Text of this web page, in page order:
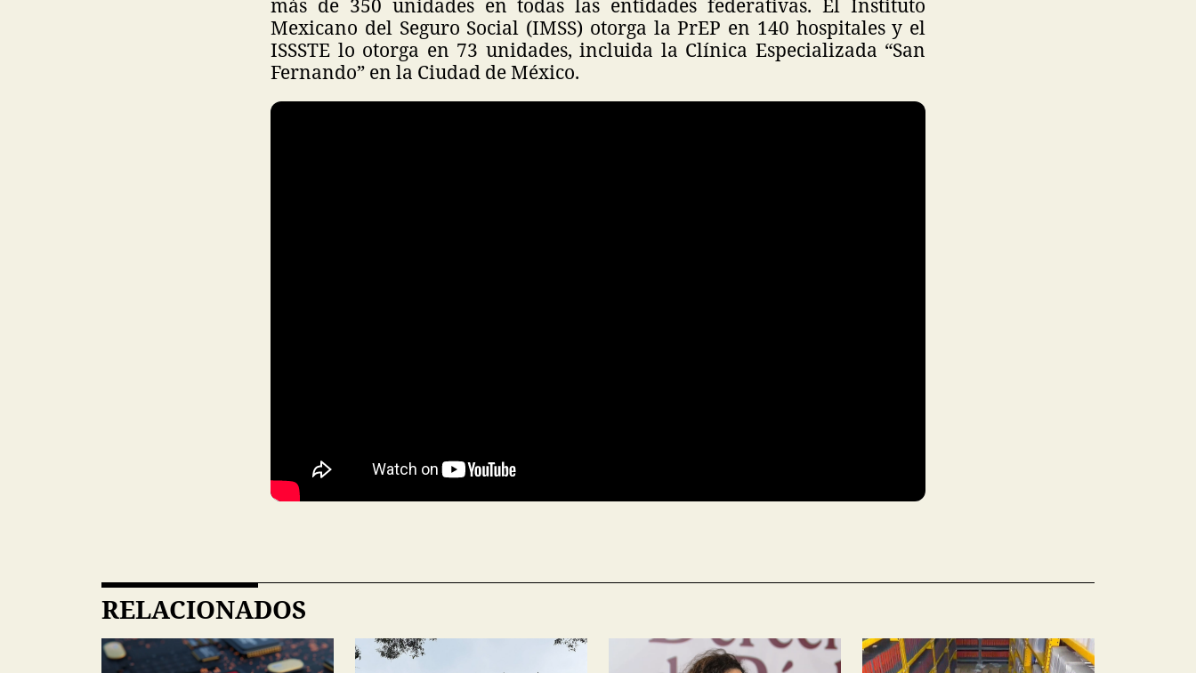
más de 350 unidades en todas las entidades federativas. El Instituto
Mexicano del Seguro Social (IMSS) otorga la PrEP en 140 hospitales y el
ISSSTE lo otorga en 73 unidades, incluida la Clínica Especializada “San
Fernando” en la Ciudad de México.
RELACIONADOS